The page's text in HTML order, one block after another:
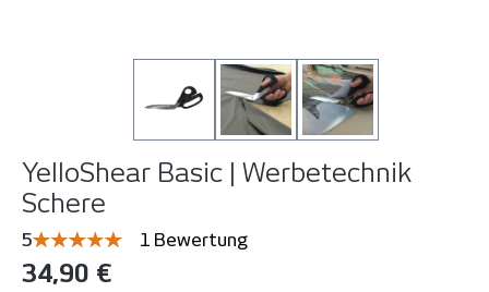
YelloShear Basic | Werbetechnik
Schere
5
Durchschnittliche Bewertung von 5 von 5 Sternen
1 Bewertung
34,90 €